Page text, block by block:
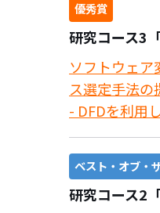
優秀賞
研究コース3
ソフトウェ
ス選定手法の
- DFDを利用
ベスト・オブ・
研究コース2